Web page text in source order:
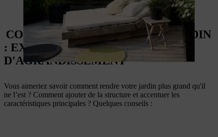
COMMENT FAIRE UN PETIT JARDIN
: EXEMPLES D’EFFETS
D'AGRANDISSEMENT
Vous aimeriez savoir comment rendre votre jardin plus grand qu'il
ne l’est ? Comment ajouter de la structure et accentuer les
caractéristiques principales ? Quelques conseils :